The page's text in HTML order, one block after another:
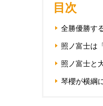
目次
全勝優勝す
照ノ富士は
照ノ富士と
琴櫻が横綱